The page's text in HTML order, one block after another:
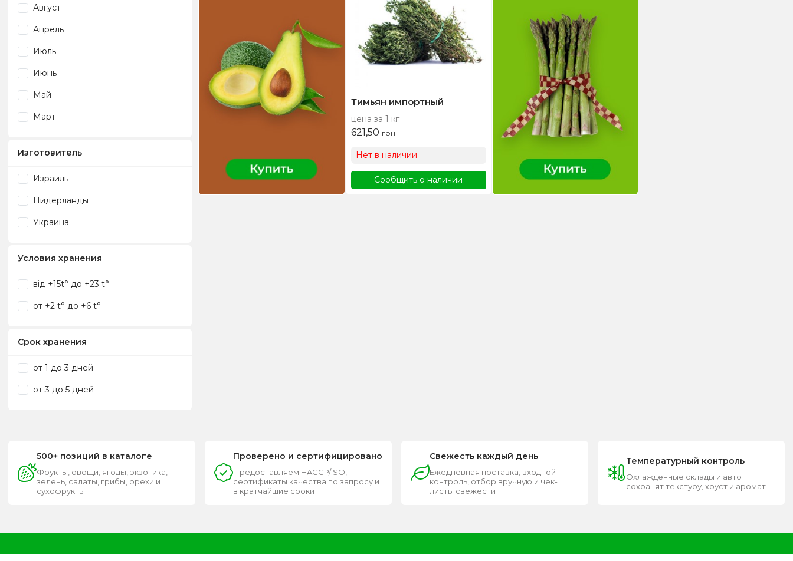
Август
Апрель
Июль
Июнь
Май
Март
Изготовитель
Израиль
Нидерланды
Украина
Условия хранения
від +15t° до +23 t°
от +2 t° до +6 t°
Срок хранения
от 1 до 3 дней
от 3 до 5 дней
Тимьян импортный
цена за 1 кг
621,50 грн
Нет в наличии
Сообщить о наличии
500+ позиций в каталоге
Фрукты, овощи, ягоды, экзотика,
зелень, салаты, грибы, орехи и
сухофрукты
Проверено и сертифицировано
Предоставляем HACCP/ISO,
сертификаты качества по запросу и
в кратчайшие сроки
Свежесть каждый день
Ежедневная поставка, входной
контроль, отбор вручную и чек-
листы свежести
Температурный контроль
Охлажденные склады и авто
сохранят текстуру, хруст и аромат